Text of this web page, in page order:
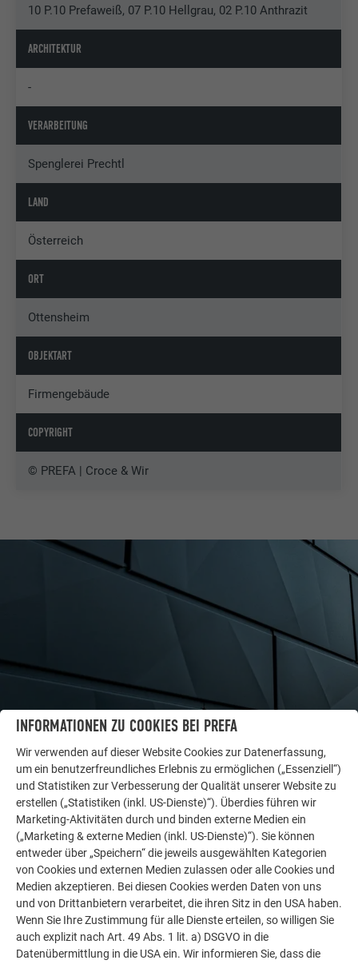
10 P.10 Prefaweiß, 07 P.10 Hellgrau, 02 P.10 Anthrazit
ARCHITEKTUR
-
VERARBEITUNG
Spenglerei Prechtl
LAND
Österreich
ORT
Ottensheim
OBJEKTART
Firmengebäude
COPYRIGHT
© PREFA | Croce & Wir
LASSEN SIE SICH INSPIRIEREN
WEITERE OBJEKTE
Die PREFA Referenzgalerie zeigt, wie vielseitig
Aluminium eingesetzt werden kann. Entdecken Sie
weitere beeindruckende Projekte mit den langlebigen
PREFA Aluminiumlösungen für Dach, Solar und
Fassade.
MEHR REFERENZEN ANSEHEN
INFORMATIONEN ZU COOKIES BEI PREFA
Wir verwenden auf dieser Website Cookies zur Datenerfassung,
um ein benutzerfreundliches Erlebnis zu ermöglichen („Essenziell“)
und Statistiken zur Verbesserung der Qualität unserer Website zu
erstellen („Statistiken (inkl. US-Dienste)“). Überdies führen wir
Marketing-Aktivitäten durch und binden externe Medien ein
(„Marketing & externe Medien (inkl. US-Dienste)“). Sie können
entweder über „Speichern“ die jeweils ausgewählten Kategorien
von Cookies und externen Medien zulassen oder alle Cookies und
Medien akzeptieren. Bei diesen Cookies werden Daten von uns
und von Drittanbietern verarbeitet, die ihren Sitz in den USA haben.
Wenn Sie Ihre Zustimmung für alle Dienste erteilen, so willigen Sie
auch explizit nach Art. 49 Abs. 1 lit. a) DSGVO in die
Datenübermittlung in die USA ein. Wir informieren Sie, dass die